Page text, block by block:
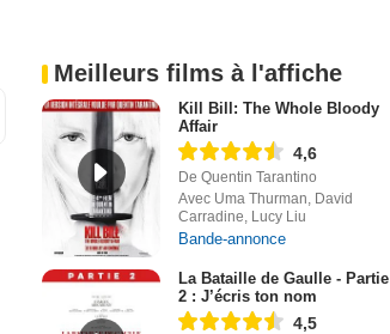
Meilleurs films à l'affiche
Kill Bill: The Whole Bloody
Affair
4,6
De Quentin Tarantino
Avec Uma Thurman, David
Carradine, Lucy Liu
Bande-annonce
La Bataille de Gaulle - Partie
2 : J’écris ton nom
4,5